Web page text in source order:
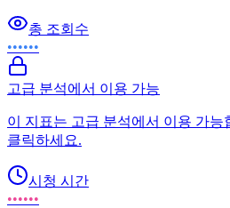
총 조회수
••••••
고급 분석에서 이용 가능
이 지표는 고급 분석에서 이용 가능
클릭하세요.
시청 시간
••••••